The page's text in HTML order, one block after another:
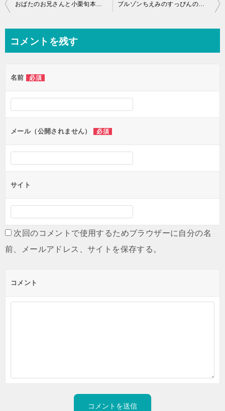
投
ビ
ー
シ
ン
おばたのお兄さんと小栗旬本人との意外な関係が？身長差があまりにも ブルゾンちえみのすっぴんの画像が衝撃的すぎる！メイク方法とは
コメントを残す
名前 必須
メール（公開されません） 必須
サイト
次回のコメントで使用するためブラウザーに自分の名
前、メールアドレス、サイトを保存する。
コメント